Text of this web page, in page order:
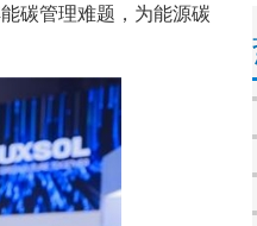
碳管理难题，为能源碳